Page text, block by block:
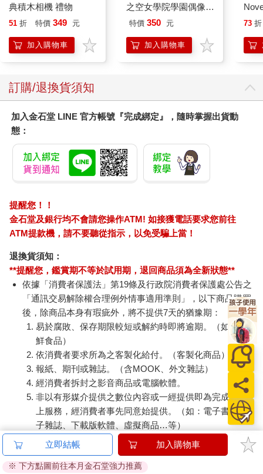
典積木相機 禮物
51 折 特價 349 元
加入購物車
之空女學院學園偶像俱
樂部 Bloom Garden
特價 350 元
加入購物車
73 折
訂購/退換貨須知
加入金石堂 LINE 官方帳號『完成綁定』，隨時掌握出貨動
態：
提醒您！！
金石堂及銀行均不會請您操作ATM! 如接獲電話要求您前往
ATM提款機，請不要聽從指示，以免受騙上當！
退換貨須知：
**提醒您，鑑賞期不等於試用期，退回商品須為全新狀態**
依據「消費者保護法」第19條及行政院消費者保護處公告之
「通訊交易解除權合理例外情事適用準則」，以下商品購買
後，除商品本身有瑕疵外，將不提供7天的猶豫期：
易於腐敗、保存期限較短或解約時即將逾期。（如：生
鮮食品）
依消費者要求所為之客製化給付。（客製化商品）
報紙、期刊或雜誌。（含MOOK、外文雜誌）
經消費者拆封之影音商品或電腦軟體。
非以有形媒介提供之數位內容或一經提供即為完成之線
上服務，經消費者事先同意始提供。（如：電子書、電
子雜誌、下載版軟體、虛擬商品…等）
已拆封之個人衛生用品。（如：內衣褲、刮鬍刀、除毛
刀…等）
若非上列種類商品，均享有到貨7天的猶豫期（含例假
立即結帳 加入購物車
※ 下方點圖前往本月金石堂強力推薦